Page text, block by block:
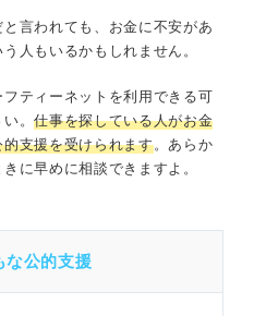
言われても、お金に不安があ
人もいるかもしれません。
ティーネットを利用できる可
い。仕事を探している人がお金
支援を受けられます。あらか
に早めに相談できますよ。
な公的支援